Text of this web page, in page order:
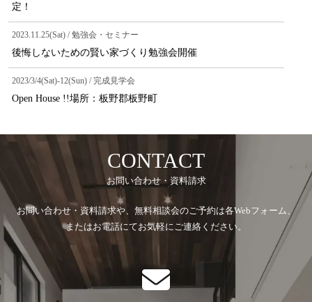
定！
2023.11.25(Sat) / 勉強会・セミナー
後悔しないための賢い家づくり勉強会開催
2023/3/4(Sat)-12(Sun) / 完成見学会
Open House !!場所：板野郡板野町
CONTACT
お問い合わせ・資料請求
お問い合わせ・資料請求や、無料相談会のご予約は各Webフォーム、
またはお電話にてお気軽にご連絡ください。